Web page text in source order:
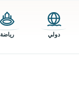
دولي رياضة